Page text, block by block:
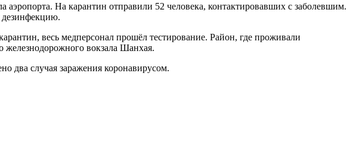
аэропорта. На карантин отправили 52 человека, контактировавших с заболевшим.
дезинфекцию.
весь медперсонал прошёл тестирование. Район, где проживали
вокзала Шанхая.
два случая заражения коронавирусом.